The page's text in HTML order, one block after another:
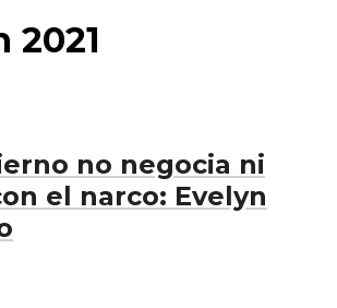
2021
no negocia ni
el narco: Evelyn